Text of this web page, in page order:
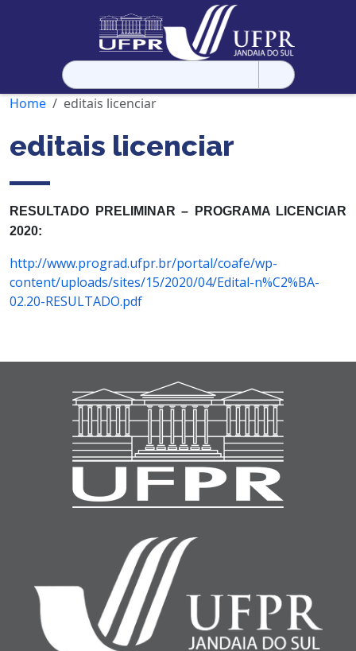
Pesquisar
por:
Home
editais licenciar
editais licenciar
RESULTADO PRELIMINAR – PROGRAMA LICENCIAR
2020:
http://www.prograd.ufpr.br/portal/coafe/wp-
content/uploads/sites/15/2020/04/Edital-n%C2%BA-
02.20-RESULTADO.pdf